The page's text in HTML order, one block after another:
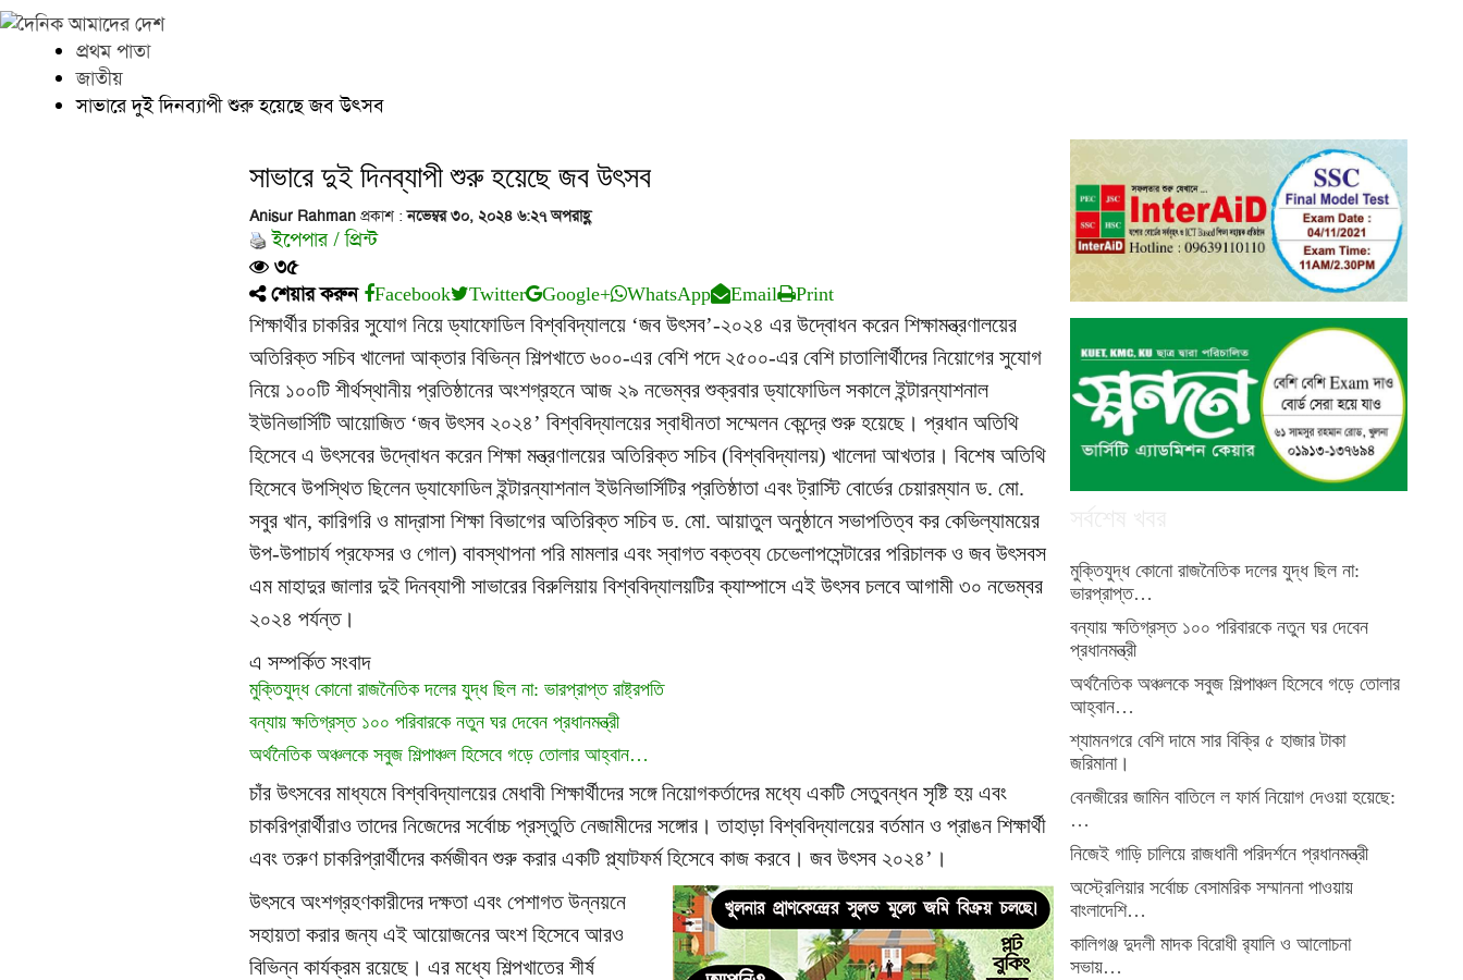
প্রথম পাতা
জাতীয়
সাভারে দুই দিনব্যাপী শুরু হয়েছে জব উৎসব
সাভারে দুই দিনব্যাপী শুরু হয়েছে জব উৎসব
Anisur Rahman প্রকাশ :নভেম্বর ৩০, ২০২৪ ৬:২৭ অপরাহ্ণ
ইপেপার / প্রিন্ট
৩৫
শেয়ার করুন
Facebook Twitter Google+ WhatsApp Email Print
শিক্ষার্থীর চাকরির সুযোগ নিয়ে ড্যাফোডিল বিশ্ববিদ্যালয়ে ‘জব উৎসব’-২০২৪ এর উদ্বোধন করেন শিক্ষামন্ত্রণালয়ের
অতিরিক্ত সচিব খালেদা আক্তার বিভিন্ন শিল্পখাতে ৬০০-এর বেশি পদে ২৫০০-এর বেশি চাতালিার্থীদের নিয়োগের সুযোগ
নিয়ে ১০০টি শীর্থস্থানীয় প্রতিষ্ঠানের অংশগ্রহনে আজ ২৯ নভেম্বর শুক্রবার ড্যাফোডিল সকালে ইন্টারন্যাশনাল
ইউনিভার্সিটি আয়োজিত ‘জব উৎসব ২০২৪’ বিশ্ববিদ্যালয়ের স্বাধীনতা সম্মেলন কেন্দ্রে শুরু হয়েছে। প্রধান অতিথি
হিসেবে এ উৎসবের উদ্বোধন করেন শিক্ষা মন্ত্রণালয়ের অতিরিক্ত সচিব (বিশ্ববিদ্যালয়) খালেদা আখতার। বিশেষ অতিথি
হিসেবে উপস্থিত ছিলেন ড্যাফোডিল ইন্টারন্যাশনাল ইউনিভার্সিটির প্রতিষ্ঠাতা এবং ট্রাস্টি বোর্ডের চেয়ারম্যান ড. মো.
সবুর খান, কারিগরি ও মাদ্রাসা শিক্ষা বিভাগের অতিরিক্ত সচিব ড. মো. আয়াতুল অনুষ্ঠানে সভাপতিত্ব কর কেভিল্যাময়ের
উপ-উপাচার্য প্রফেসর ও গোল) বাবস্থাপনা পরি মামলার এবং স্বাগত বক্তব্য চেভেলাপসেন্টারের পরিচালক ও জব উৎসবস
এম মাহাদুর জালার দুই দিনব্যাপী সাভারের বিরুলিয়ায় বিশ্ববিদ্যালয়টির ক্যাম্পাসে এই উৎসব চলবে আগামী ৩০ নভেম্বর
২০২৪ পর্যন্ত।
এ সম্পর্কিত সংবাদ
মুক্তিযুদ্ধ কোনো রাজনৈতিক দলের যুদ্ধ ছিল না: ভারপ্রাপ্ত রাষ্ট্রপতি
বন্যায় ক্ষতিগ্রস্ত ১০০ পরিবারকে নতুন ঘর দেবেন প্রধানমন্ত্রী
অর্থনৈতিক অঞ্চলকে সবুজ শিল্পাঞ্চল হিসেবে গড়ে তোলার আহ্বান…
চাঁর উৎসবের মাধ্যমে বিশ্ববিদ্যালয়ের মেধাবী শিক্ষার্থীদের সঙ্গে নিয়োগকর্তাদের মধ্যে একটি সেতুবন্ধন সৃষ্টি হয় এবং
চাকরিপ্রার্থীরাও তাদের নিজেদের সর্বোচ্চ প্রস্তুতি নেজামীদের সঙ্গোর। তাহাড়া বিশ্ববিদ্যালয়ের বর্তমান ও প্রাঙন শিক্ষার্থী
এবং তরুণ চাকরিপ্রার্থীদের কর্মজীবন শুরু করার একটি প্ল্যাটফর্ম হিসেবে কাজ করবে। জব উৎসব ২০২৪’।
উৎসবে অংশগ্রহণকারীদের দক্ষতা এবং পেশাগত উন্নয়নে
সহায়তা করার জন্য এই আয়োজনের অংশ হিসেবে আরও
বিভিন্ন কার্যক্রম রয়েছে। এর মধ্যে শিল্পখাতের শীর্ষ
সর্বশেষ খবর
মুক্তিযুদ্ধ কোনো রাজনৈতিক দলের যুদ্ধ ছিল না:
ভারপ্রাপ্ত…
বন্যায় ক্ষতিগ্রস্ত ১০০ পরিবারকে নতুন ঘর দেবেন
প্রধানমন্ত্রী
অর্থনৈতিক অঞ্চলকে সবুজ শিল্পাঞ্চল হিসেবে গড়ে তোলার
আহ্বান…
শ্যামনগরে বেশি দামে সার বিক্রি ৫ হাজার টাকা
জরিমানা।
বেনজীরের জামিন বাতিলে ল ফার্ম নিয়োগ দেওয়া হয়েছে:
…
নিজেই গাড়ি চালিয়ে রাজধানী পরিদর্শনে প্রধানমন্ত্রী
অস্ট্রেলিয়ার সর্বোচ্চ বেসামরিক সম্মাননা পাওয়ায়
বাংলাদেশি…
কালিগঞ্জ দুদলী মাদক বিরোধী র‍্যালি ও আলোচনা
সভায়…